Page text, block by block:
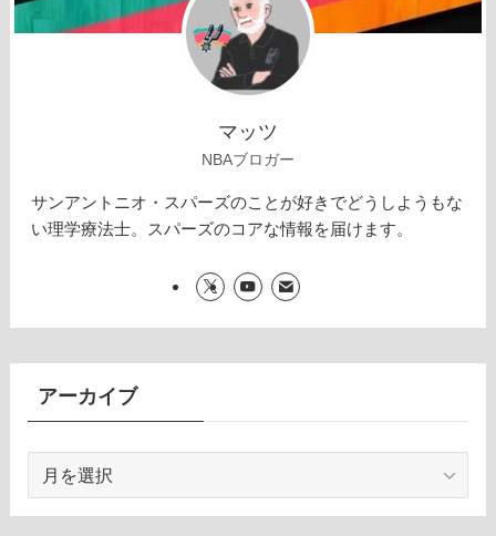
マッツ
NBAブロガー
サンアントニオ・スパーズのことが好きでどうしようもな
い理学療法士。スパーズのコアな情報を届けます。
アーカイブ
カ